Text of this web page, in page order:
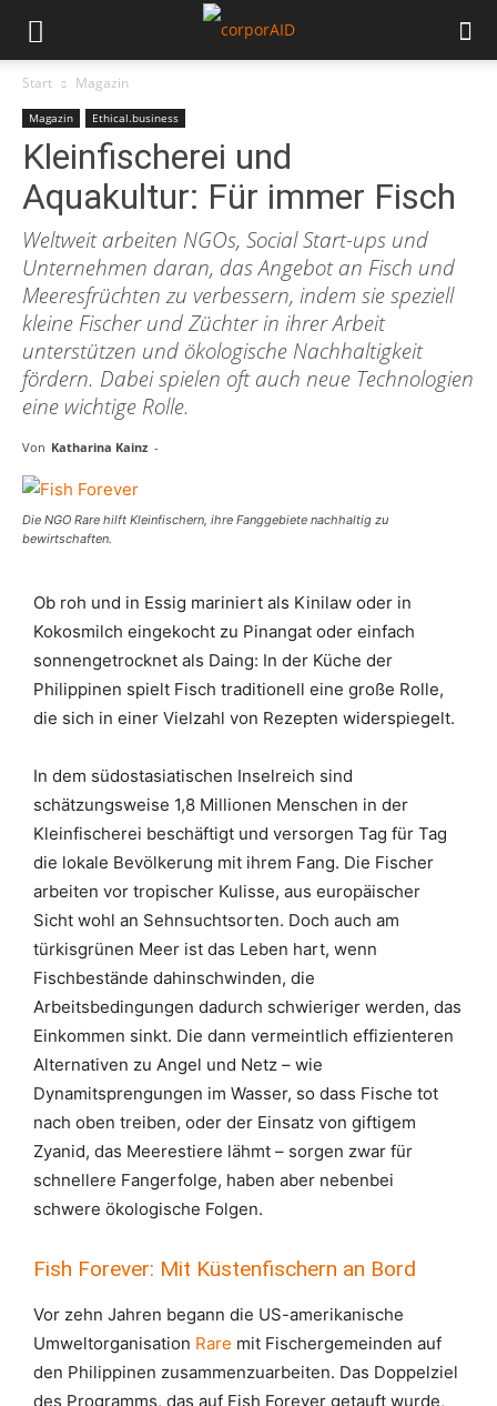
Start Magazin
Magazin Ethical.business
Kleinfischerei und
Aquakultur: Für immer Fisch
Weltweit arbeiten NGOs, Social Start-ups und
Unternehmen daran, das Angebot an Fisch und
Meeresfrüchten zu verbessern, indem sie speziell
kleine Fischer und Züchter in ihrer Arbeit
unterstützen und ökologische Nachhaltigkeit
fördern. Dabei spielen oft auch neue Technologien
eine wichtige Rolle.
Von Katharina Kainz -
Die NGO Rare hilft Kleinfischern, ihre Fanggebiete nachhaltig zu
bewirtschaften.
Ob roh und in Essig mariniert als Kinilaw oder in
Kokosmilch eingekocht zu Pinangat oder einfach
sonnengetrocknet als Daing: In der Küche der
Philippinen spielt Fisch traditionell eine große Rolle,
die sich in einer Vielzahl von Rezepten widerspiegelt.
In dem südostasiatischen Inselreich sind
schätzungsweise 1,8 Millionen Menschen in der
Kleinfischerei beschäftigt und versorgen Tag für Tag
die lokale Bevölkerung mit ihrem Fang. Die Fischer
arbeiten vor tropischer Kulisse, aus europäischer
Sicht wohl an Sehnsuchtsorten. Doch auch am
türkisgrünen Meer ist das Leben hart, wenn
Fischbestände dahinschwinden, die
Arbeitsbedingungen dadurch schwieriger werden, das
Einkommen sinkt. Die dann vermeintlich effizienteren
Alternativen zu Angel und Netz – wie
Dynamitsprengungen im Wasser, so dass Fische tot
nach oben treiben, oder der Einsatz von giftigem
Zyanid, das Meerestiere lähmt – sorgen zwar für
schnellere Fangerfolge, haben aber nebenbei
schwere ökologische Folgen.
Fish Forever: Mit Küstenfischern an Bord
Vor zehn Jahren begann die US-amerikanische
Umweltorganisation Rare mit Fischergemeinden auf
den Philippinen zusammenzuarbeiten. Das Doppelziel
des Programms, das auf Fish Forever getauft wurde,